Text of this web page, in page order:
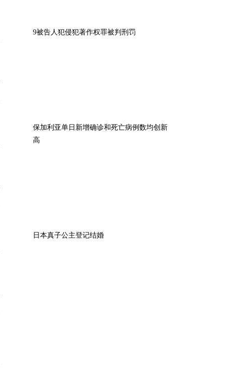
9被告人犯侵犯著作权罪被判刑罚
保加利亚单日新增确诊和死亡病例数均创新
高
日本真子公主登记结婚